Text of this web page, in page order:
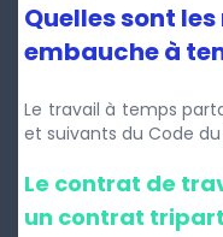
Quelles sont
embauche à
Le travail à temps
et suivants du Code
Le contrat de
un contrat